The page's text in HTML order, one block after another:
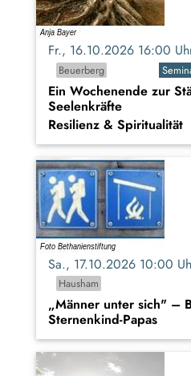
Fr., 16.10.2026 16:00
Beuerberg
Ein Wochenende zur
Seelenkräfte
Resilienz & Spiritualität
Sa., 17.10.2026 10:00
Hausham
„Männer unter sich" –
Sternenkind-Papas